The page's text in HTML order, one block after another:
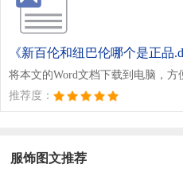
《新百伦和纽巴伦哪个是正品
将本文的Word文档下载到电脑，方
推荐度：
服饰图文推荐